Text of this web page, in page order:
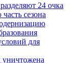
24 очка
сезона
для
уничтожена